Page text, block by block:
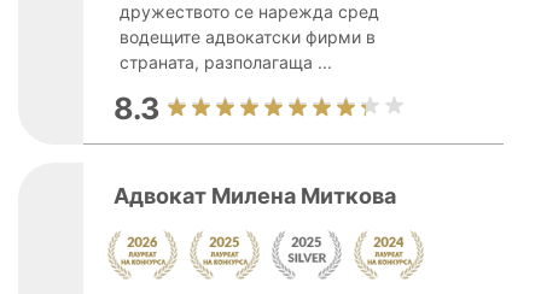
дружеството се нарежда сред
водещите адвокатски фирми в
страната, разполагаща ...
8.3
Адвокат Милена Миткова